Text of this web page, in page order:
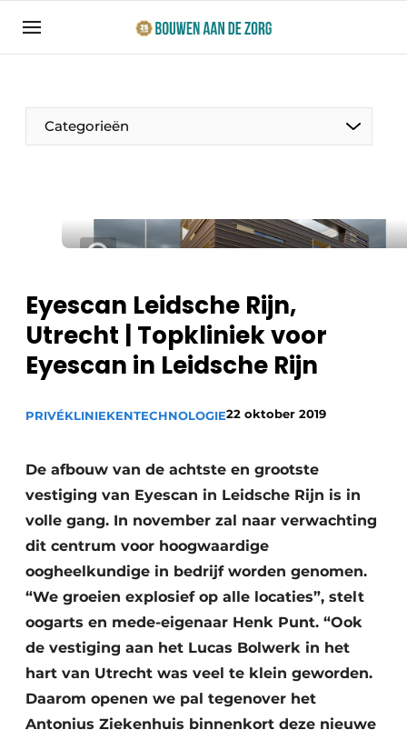
Aanmelden
Bedrijven
Bouwen aan de Zorg | Vakblad over bouw en
Direct contact
Jubileumboek
Meest gelezen
Podcasts
Vacature aanmelden
Vacatures
Video’s
Categorieën
Productinformatie
Ziekenhuizen
Woonzorg & Verpleeghuizen
Privéklinieken
Laboratoria
Eyescan Leidsche Rijn,
Utrecht | Topkliniek voor
Eyescan in Leidsche Rijn
PRIVÉKLINIEKENTECHNOLOGIE22 oktober 2019
De afbouw van de achtste en grootste
vestiging van Eyescan in Leidsche Rijn is in
volle gang. In november zal naar verwachting
dit centrum voor hoogwaardige
oogheelkundige in bedrijf worden genomen.
“We groeien explosief op alle locaties”, stelt
oogarts en mede-eigenaar Henk Punt. “Ook
de vestiging aan het Lucas Bolwerk in het
hart van Utrecht was veel te klein geworden.
Daarom openen we pal tegenover het
Antonius Ziekenhuis binnenkort deze nieuwe